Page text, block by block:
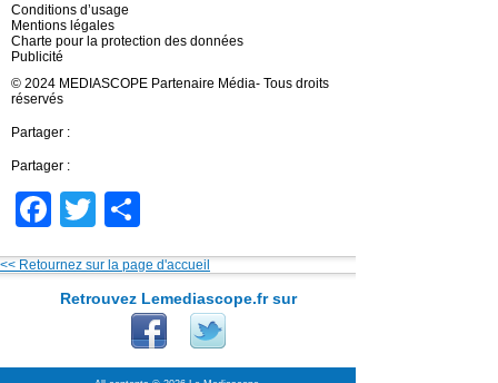
Conditions d’usage
Mentions légales
Charte pour la protection des données
Publicité
© 2024 MEDIASCOPE Partenaire Média- Tous droits
réservés
Partager :
Partager :
Facebook
Twitter
<< Retournez sur la page d'accueil
Retrouvez Lemediascope.fr sur